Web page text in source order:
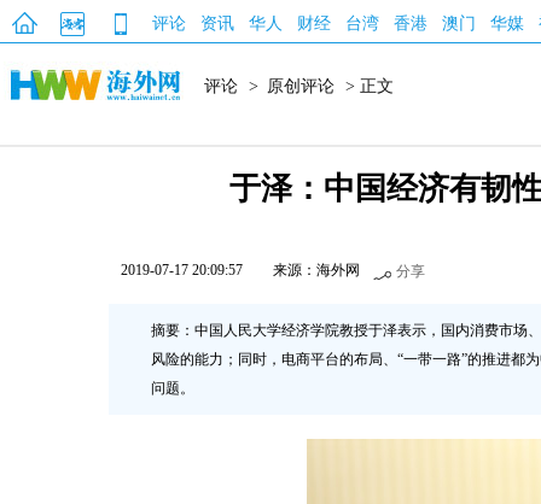
评论 资讯 华人 财经 台湾 香港 澳门 华媒
评论 > 原创评论 > 正文
于泽：中国经济有韧
2019-07-17 20:09:57 来源：海外网 分享
摘要：中国人民大学经济学院教授于泽表示，国内消费市场
风险的能力；同时，电商平台的布局、“一带一路”的推进都
问题。